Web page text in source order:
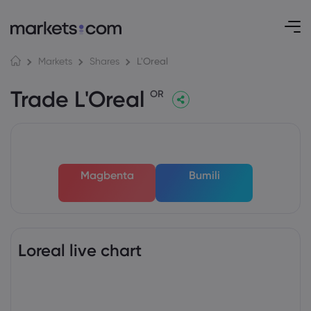
Markets Shares L'Oreal
Trade L'Oreal OR
Magbenta Bumili
Loreal live chart